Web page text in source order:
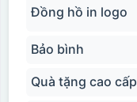
Đồng hồ in logo
Bảo bình
Quà tặng cao cấp